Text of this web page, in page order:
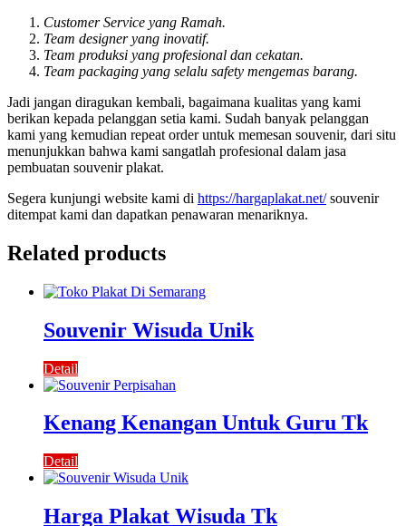
Customer Service yang Ramah.
Team designer yang inovatif.
Team produksi yang profesional dan cekatan.
Team packaging yang selalu safety mengemas barang.
Jadi jangan diragukan kembali, bagaimana kualitas yang kami
berikan kepada pelanggan setia kami. Sudah banyak pelanggan
kami yang kemudian repeat order untuk memesan souvenir, dari situ
menunjukkan bahwa kami sangatlah profesional dalam jasa
pembuatan souvenir plakat.
Segera kunjungi website kami di https://hargaplakat.net/souvenir
ditempat kami dan dapatkan penawaran menariknya.
Related products
Souvenir Wisuda Unik
Detail
Kenang Kenangan Untuk Guru Tk
Detail
Harga Plakat Wisuda Tk